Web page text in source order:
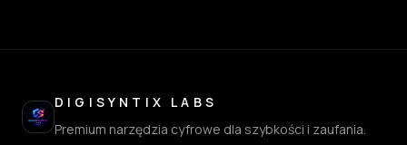
DIGISYNTIX LABS
Premium narzędzia cyfrowe dla szybkości i zaufania.